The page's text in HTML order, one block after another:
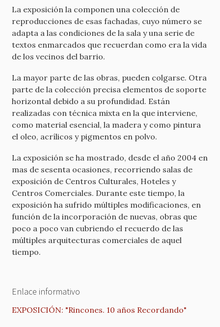
La exposición la componen una colección de
reproducciones de esas fachadas, cuyo número se
adapta a las condiciones de la sala y una serie de
textos enmarcados que recuerdan como era la vida
de los vecinos del barrio.
La mayor parte de las obras, pueden colgarse. Otra
parte de la colección precisa elementos de soporte
horizontal debido a su profundidad. Están
realizadas con técnica mixta en la que interviene,
como material esencial, la madera y como pintura
el oleo, acrílicos y pigmentos en polvo.
La exposición se ha mostrado, desde el año 2004 en
mas de sesenta ocasiones, recorriendo salas de
exposición de Centros Culturales, Hoteles y
Centros Comerciales. Durante este tiempo, la
exposición ha sufrido múltiples modificaciones, en
función de la incorporación de nuevas, obras que
poco a poco van cubriendo el recuerdo de las
múltiples arquitecturas comerciales de aquel
tiempo.
Enlace informativo
EXPOSICIÓN: "Rincones. 10 años Recordando"